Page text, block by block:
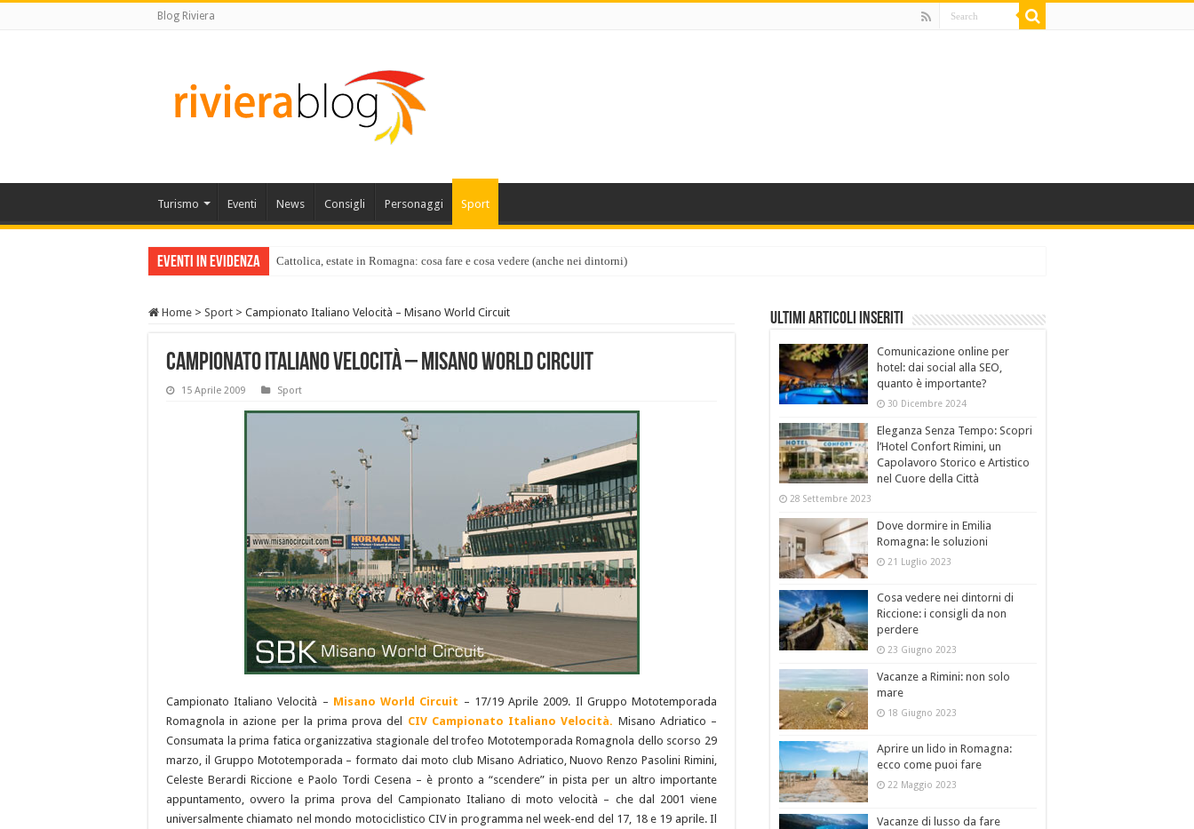
Blog Riviera
Turismo Eventi News Consigli Personaggi Sport
Eventi in Evidenza Cattolica, estate in Romagna: cosa fare e cosa vedere (anche nei dintorni)
Home > Sport > Campionato Italiano Velocità – Misano World Circuit
Campionato Italiano Velocità – Misano World Circuit
15 Aprile 2009 Sport
Campionato Italiano Velocità – Misano World Circuit – 17/19 Aprile 2009. Il Gruppo Mototemporada
Romagnola in azione per la prima prova del CIV Campionato Italiano Velocità. Misano Adriatico –
Consumata la prima fatica organizzativa stagionale del trofeo Mototemporada Romagnola dello scorso 29
marzo, il Gruppo Mototemporada – formato dai moto club Misano Adriatico, Nuovo Renzo Pasolini Rimini,
Celeste Berardi Riccione e Paolo Tordi Cesena – è pronto a “scendere” in pista per un altro importante
appuntamento, ovvero la prima prova del Campionato Italiano di moto velocità – che dal 2001 viene
universalmente chiamato nel mondo motociclistico CIV in programma nel week-end del 17, 18 e 19 aprile. Il
Ultimi Articoli Inseriti
Comunicazione online per
hotel: dai social alla SEO,
quanto è importante?
30 Dicembre 2024
Eleganza Senza Tempo: Scopri
l’Hotel Confort Rimini, un
Capolavoro Storico e Artistico
nel Cuore della Città
28 Settembre 2023
Dove dormire in Emilia
Romagna: le soluzioni
21 Luglio 2023
Cosa vedere nei dintorni di
Riccione: i consigli da non
perdere
23 Giugno 2023
Vacanze a Rimini: non solo
mare
18 Giugno 2023
Aprire un lido in Romagna:
ecco come puoi fare
22 Maggio 2023
Vacanze di lusso da fare